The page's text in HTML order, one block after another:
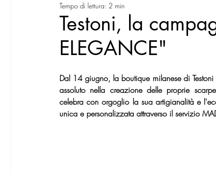
Libri & Books Sportive d'epoca
Exclusive Places Gallerie
MilanoWorld Shopping Guide
Testoni, la
ELEGANCE"
Tempo di lettura: 2 min
Dal 14 giugno, la boutique milanese di
assoluto nella creazione delle proprie
celebra con orgoglio la sua artigianalità e
unica e personalizzata attraverso il servizio